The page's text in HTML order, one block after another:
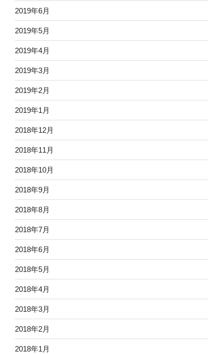
2019年6月
2019年5月
2019年4月
2019年3月
2019年2月
2019年1月
2018年12月
2018年11月
2018年10月
2018年9月
2018年8月
2018年7月
2018年6月
2018年5月
2018年4月
2018年3月
2018年2月
2018年1月